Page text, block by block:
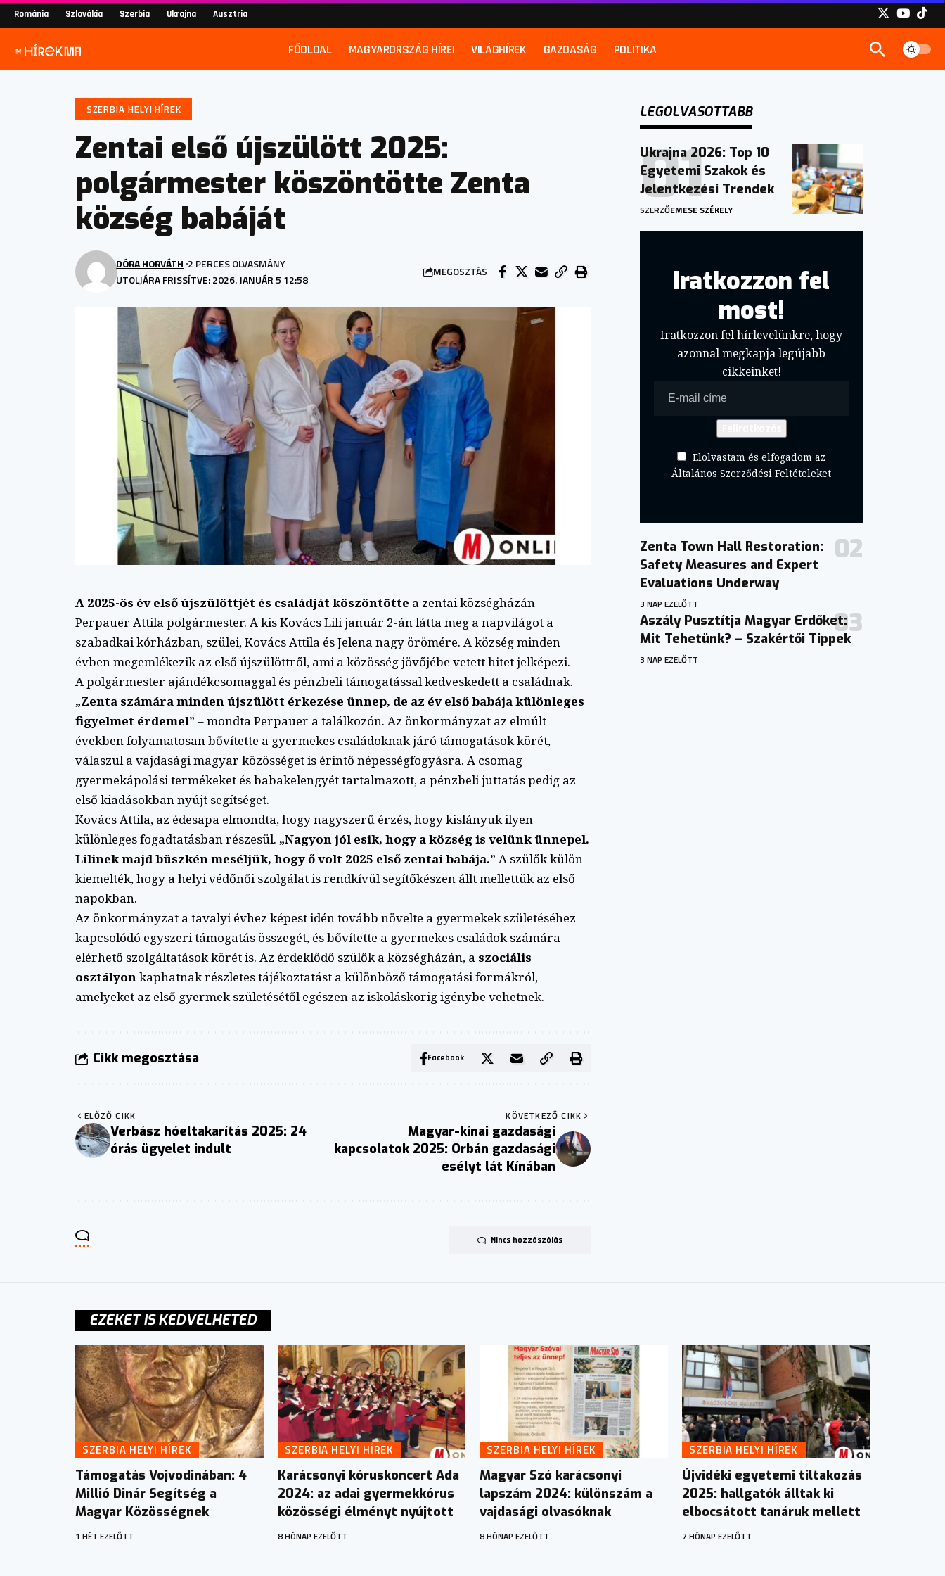
Románia Szlovákia Szerbia Ukrajna Ausztria
FŐOLDAL MAGYARORSZÁG HÍREI VILÁGHÍREK GAZDASÁG POLITIKA
SZERBIA HELYI HÍREK
Zentai első újszülött 2025:
polgármester köszöntötte Zenta
község babáját
UTOLJÁRA FRISSÍTVE: 2026. JANUÁR 5 12:58
DÓRA HORVÁTH 2 PERCES OLVASMÁNY
MEGOSZTÁS
A 2025-ös év első újszülöttjét és családját köszöntötte a zentai községházán
Perpauer Attila polgármester. A kis Kovács Lili január 2-án látta meg a napvilágot a
szabadkai kórházban, szülei, Kovács Attila és Jelena nagy örömére. A község minden
évben megemlékezik az első újszülöttről, ami a közösség jövőjébe vetett hitet jelképezi.
A polgármester ajándékcsomaggal és pénzbeli támogatással kedveskedett a családnak.
„Zenta számára minden újszülött érkezése ünnep, de az év első babája különleges
figyelmet érdemel” – mondta Perpauer a találkozón. Az önkormányzat az elmúlt
években folyamatosan bővítette a gyermekes családoknak járó támogatások körét,
válaszul a vajdasági magyar közösséget is érintő népességfogyásra. A csomag
gyermekápolási termékeket és babakelengyét tartalmazott, a pénzbeli juttatás pedig az
első kiadásokban nyújt segítséget.
Kovács Attila, az édesapa elmondta, hogy nagyszerű érzés, hogy kislányuk ilyen
különleges fogadtatásban részesül. „Nagyon jól esik, hogy a község is velünk ünnepel.
Lilinek majd büszkén meséljük, hogy ő volt 2025 első zentai babája.” A szülők külön
kiemelték, hogy a helyi védőnői szolgálat is rendkívül segítőkészen állt mellettük az első
napokban.
Az önkormányzat a tavalyi évhez képest idén tovább növelte a gyermekek születéséhez
kapcsolódó egyszeri támogatás összegét, és bővítette a gyermekes családok számára
elérhető szolgáltatások körét is. Az érdeklődő szülők a községházán, a szociális
osztályonkaphatnak részletes tájékoztatást a különböző támogatási formákról,
amelyeket az első gyermek születésétől egészen az iskoláskorig igénybe vehetnek.
Cikk megosztása Facebook
ELŐZŐ CIKK
Verbász hóeltakarítás 2025: 24
órás ügyelet indult
KÖVETKEZŐ CIKK
Magyar-kínai gazdasági
kapcsolatok 2025: Orbán gazdasági
esélyt lát Kínában
Nincs hozzászólás
LEGOLVASOTTABB
Ukrajna 2026: Top 10
Egyetemi Szakok és
Jelentkezési Trendek
SZERZŐEMESE SZÉKELY
Iratkozzon fel
most!
Iratkozzon fel hírlevelünkre, hogy
azonnal megkapja legújabb
cikkeinket!
Elolvastam és elfogadom az
Általános Szerződési Feltételeket
Zenta Town Hall Restoration:
Safety Measures and Expert
Evaluations Underway
3 NAP EZELŐTT
Aszály Pusztítja Magyar Erdőket:
Mit Tehetünk? – Szakértői Tippek
3 NAP EZELŐTT
EZEKET IS KEDVELHETED
SZERBIA HELYI HÍREK
Támogatás Vojvodinában: 4
Millió Dinár Segítség a
Magyar Közösségnek
1 HÉT EZELŐTT
SZERBIA HELYI HÍREK
Karácsonyi kóruskoncert Ada
2024: az adai gyermekkórus
közösségi élményt nyújtott
8 HÓNAP EZELŐTT
SZERBIA HELYI HÍREK
Magyar Szó karácsonyi
lapszám 2024: különszám a
vajdasági olvasóknak
8 HÓNAP EZELŐTT
SZERBIA HELYI HÍREK
Újvidéki egyetemi tiltakozás
2025: hallgatók álltak ki
elbocsátott tanáruk mellett
7 HÓNAP EZELŐTT